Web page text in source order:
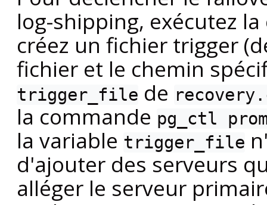
log-shipping, exécutez
créez un fichier trigger
fichier et le chemin
trigger_file de
la commande pg_ctl
la variable trigger_file
d'ajouter des serveurs
alléger le serveur